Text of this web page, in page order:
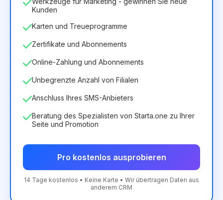
Kunden
Karten und Treueprogramme
Zertifikate und Abonnements
Online-Zahlung und Abonnements
Unbegrenzte Anzahl von Filialen
Anschluss Ihres SMS-Anbieters
Beratung des Spezialisten von Starta.one zu Ihrer
Seite und Promotion
Pro kostenlos ausprobieren
14 Tage kostenlos • Keine Karte • Wir übertragen Daten aus
anderem CRM